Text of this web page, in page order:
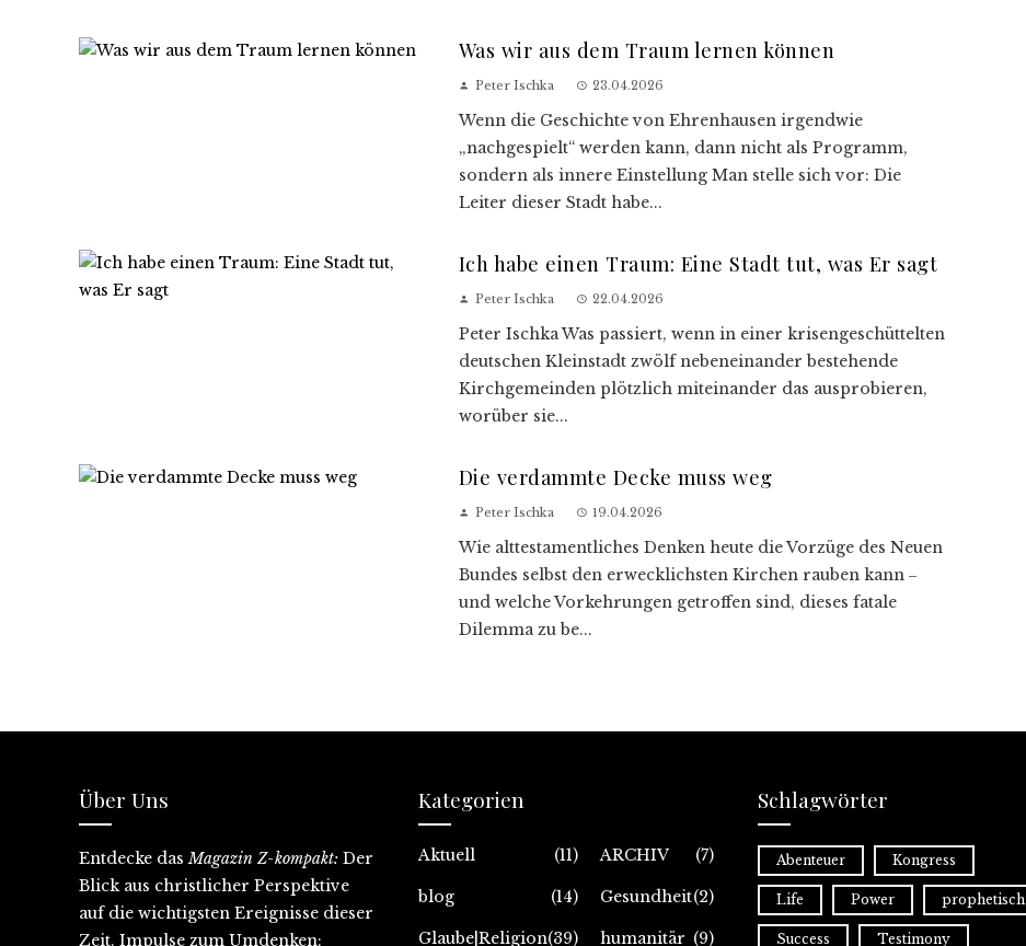
Was wir aus dem Traum lernen können
Peter Ischka 23.04.2026
Wenn die Geschichte von Ehrenhausen irgendwie
„nachgespielt“ werden kann, dann nicht als Programm,
sondern als innere Einstellung Man stelle sich vor: Die
Leiter dieser Stadt habe...
Ich habe einen Traum: Eine Stadt tut, was Er sagt
Peter Ischka 22.04.2026
Peter Ischka Was passiert, wenn in einer krisengeschüttelten
deutschen Kleinstadt zwölf nebeneinander bestehende
Kirchgemeinden plötzlich miteinander das ausprobieren,
worüber sie...
Die verdammte Decke muss weg
Peter Ischka 19.04.2026
Wie alttestamentliches Denken heute die Vorzüge des Neuen
Bundes selbst den erwecklichsten Kirchen rauben kann ‒
und welche Vorkehrungen getroffen sind, dieses fatale
Dilemma zu be...
Über Uns
Entdecke dasMagazin Z-kompakt: Der
Blick aus christlicher Perspektive
aufdie wichtigsten Ereignisse dieser
Zeit. Impulse zum Umdenken:
Kategorien
Aktuell (11) ARCHIV (7)
blog (14) Gesundheit(2)
Glaube|Religion(39) humanitär (9)
Schlagwörter
Abenteuer Kongress
Life Power prophetisch
Success Testimony